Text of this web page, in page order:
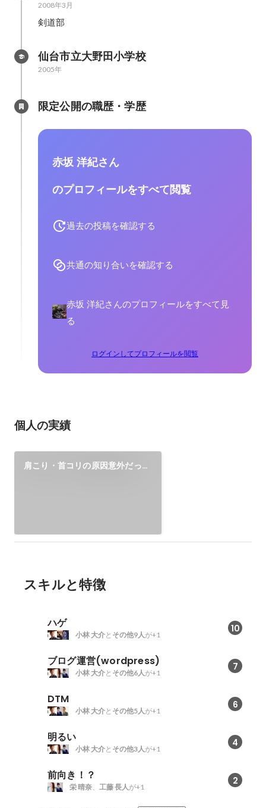
2008年3月
剣道部
仙台市立大野田小学校
2005年
限定公開の職歴・学歴
赤坂 洋紀さん
のプロフィールをすべて閲覧
過去の投稿を確認する
共通の知り合いを確認する
赤坂 洋紀さんのプロフィールをすべて見
る
ログインしてプロフィールを閲覧
個人の実績
肩こり・首コリの原因意外だった
スキルと特徴
ハゲ 10
小林 大介と その他9人が+1
ブログ運営(wordpress) 7
小林 大介と その他6人が+1
DTM 6
小林 大介と その他5人が+1
明るい 4
小林 大介と その他3人が+1
前向き！？ 2
栄 晴奈、 工藤 長人が+1